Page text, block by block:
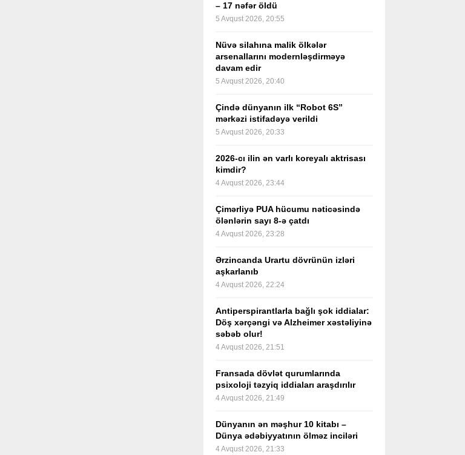
– 17 nəfər öldü
5 Avqust 2026, 20:55
Nüvə silahına malik ölkələr
arsenallarını modernləşdirməyə
davam edir
5 Avqust 2026, 20:40
Çində dünyanın ilk “Robot 6S”
mərkəzi istifadəyə verildi
5 Avqust 2026, 20:33
2026-cı ilin ən varlı koreyalı aktrisası
kimdir?
4 Avqust 2026, 23:44
Çimərliyə PUA hücumu nəticəsində
ölənlərin sayı 8-ə çatdı
4 Avqust 2026, 23:28
Ərzincanda Urartu dövrünün izləri
aşkarlanıb
4 Avqust 2026, 22:24
Antiperspirantlarla bağlı şok iddialar:
Döş xərçəngi və Alzheimer xəstəliyinə
səbəb olur!
4 Avqust 2026, 21:51
Fransada dövlət qurumlarında
psixoloji təzyiq iddiaları araşdırılır
4 Avqust 2026, 21:49
Dünyanın ən məşhur 10 kitabı –
Dünya ədəbiyyatının ölməz inciləri
4 Avqust 2026, 21:33